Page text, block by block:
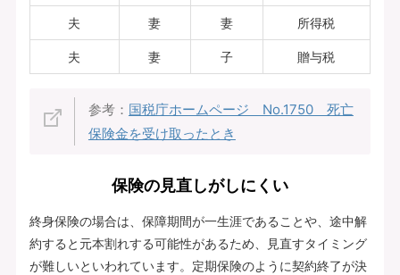
夫 妻 妻 所得税
夫 妻 子 贈与税
参考： 国税庁ホームページ No.1750 死亡
保険金を受け取ったとき
保険の見直しがしにくい
終身保険の場合は、保障期間が一生涯であることや、途中解
約すると元本割れする可能性があるため、見直すタイミング
が難しいといわれています。定期保険のように契約終了が決